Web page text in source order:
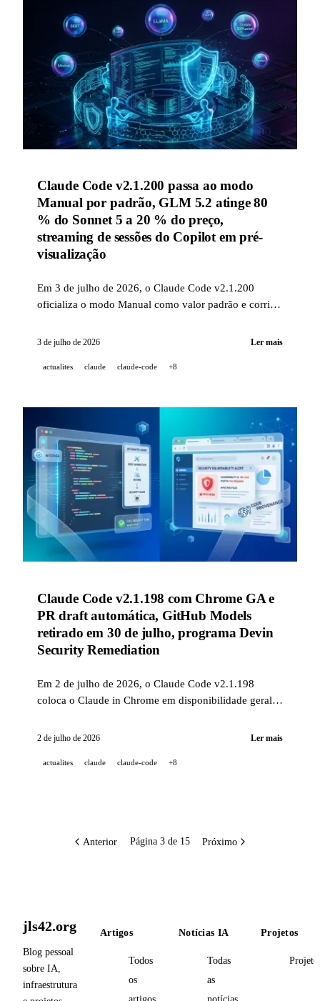
Claude Code v2.1.200 passa ao modo
Manual por padrão, GLM 5.2 atinge 80
% do Sonnet 5 a 20 % do preço,
streaming de sessões do Copilot em pré-
visualização
Em 3 de julho de 2026, o Claude Code v2.1.200
oficializa o modo Manual como valor padrão e corrige
revela que o GLM 5.2 rivaliza com o Sonnet 5 a um
sessões para SIEMs; a Anthropic estende os Artifacts
3 de julho de 2026 Ler mais
actualites claude claude-code +8
Claude Code v2.1.198 com Chrome GA e
PR draft automática, GitHub Models
retirado em 30 de julho, programa Devin
Security Remediation
Em 2 de julho de 2026, o Claude Code v2.1.198
coloca o Claude in Chrome em disponibilidade geral e
definitivamente o GitHub Models em 30 de julho em
enterprise de remediação de vulnerabilidades em 6
2 de julho de 2026 Ler mais
actualites claude claude-code +8
Anterior Página 3 de 15 Próximo
jls42.org
Blog pessoal
sobre IA,
infraestrutura
Artigos
Todos
os
Notícias IA
Todas
as
Projetos